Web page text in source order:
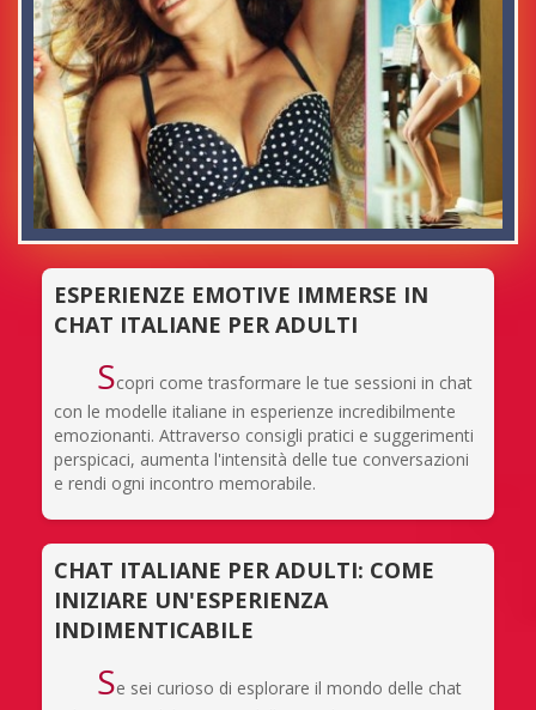
ESPERIENZE EMOTIVE IMMERSE IN
CHAT ITALIANE PER ADULTI
Scopri come trasformare le tue sessioni in chat
con le modelle italiane in esperienze incredibilmente
emozionanti. Attraverso consigli pratici e suggerimenti
perspicaci, aumenta l'intensità delle tue conversazioni
e rendi ogni incontro memorabile.
CHAT ITALIANE PER ADULTI: COME
INIZIARE UN'ESPERIENZA
INDIMENTICABILE
Se sei curioso di esplorare il mondo delle chat